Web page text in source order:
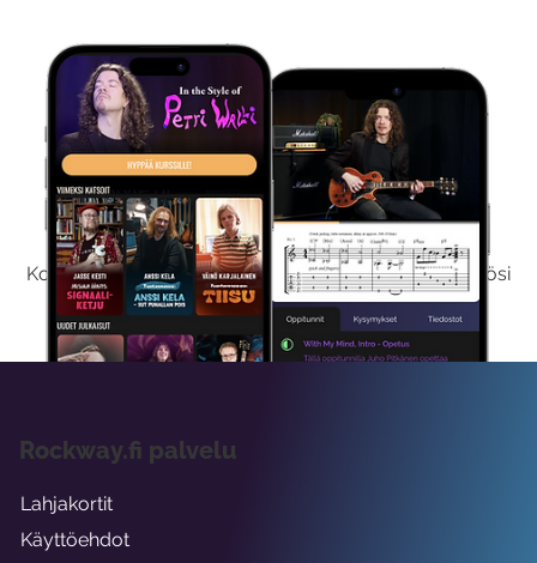
Kokeile Ilmaiseksi
Kokeilemalla ilmaiseksi saat koko sisältömme käyttöösi
viikon ajaksi.
Rockway.fi palvelu
Lahjakortit
Käyttöehdot